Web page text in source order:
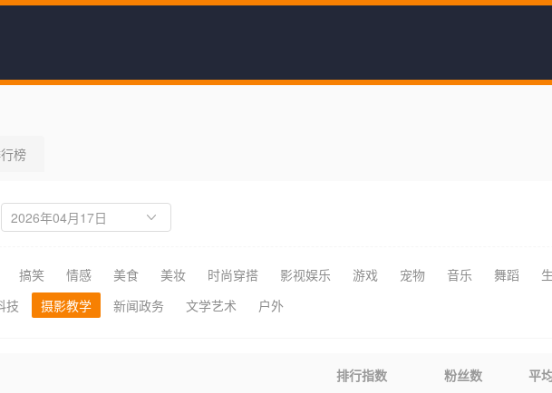
榜
搞笑 情感 美食 美妆 时尚穿搭 影视娱乐 游戏 宠物 音乐 舞蹈
技 摄影教学 新闻政务 文学艺术 户外
排行指数 粉丝数 平